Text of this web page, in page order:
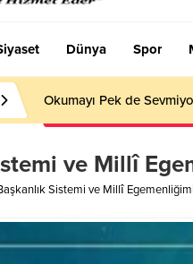
Dünya Spor
Okumayı Pek de
ve Millî
Sistemi ve Millî